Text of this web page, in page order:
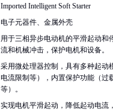
Imported Intelligent Soft Starter
电子元器件、金属外壳
用于三相异步电动机的平滑起动和
流和机械冲击，保护电机和设备。
采用微处理器控制，具有多种起动
电流限制等），内置保护功能（过
等）。
实现电机平滑起动，降低起动电流